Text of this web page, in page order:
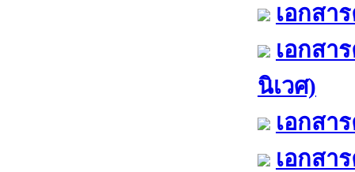
เอกสา
เอกสา
นิเวศ)
เอกสา
เอกสา